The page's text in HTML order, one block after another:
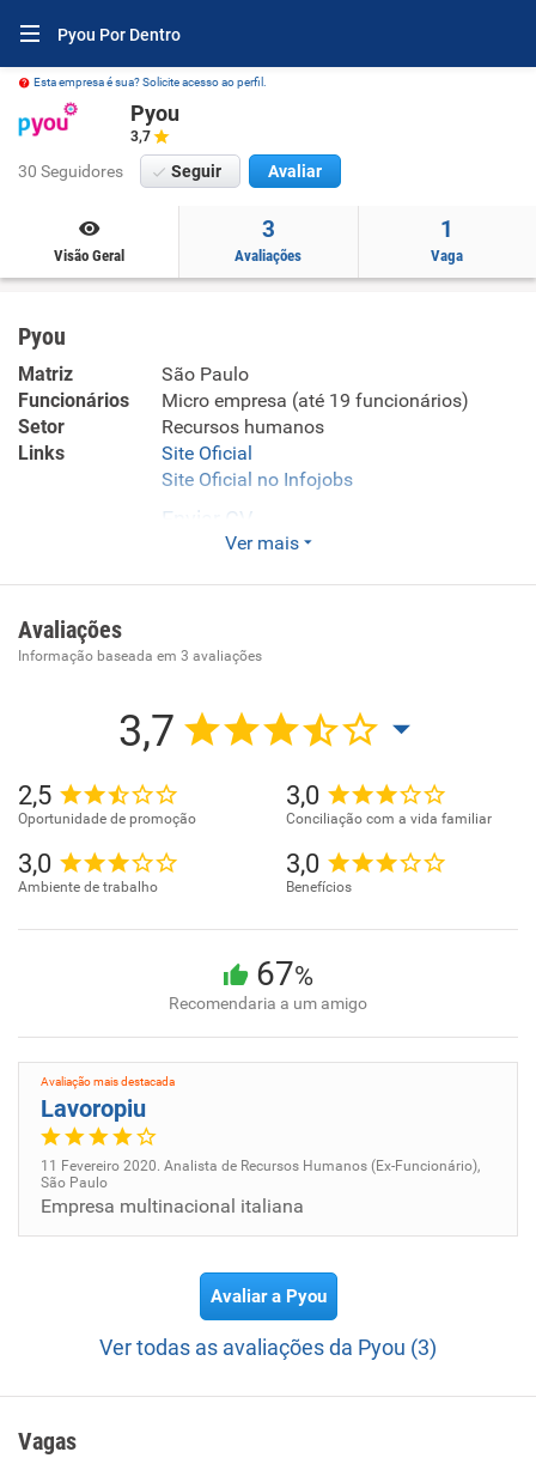
Pyou Por Dentro
Esta empresa é sua? Solicite acesso ao perfil.
Pyou
3,7
30 Seguidores Seguir Avaliar
Visão Geral
3
Avaliações
1
Vaga
Pyou
Matriz
São Paulo
Funcionários
Micro empresa (até 19 funcionários)
Setor
Recursos humanos
Links
Site Oficial
Site Oficial no Infojobs
Enviar CV
Hong Kong, Reino Unido e Espanha. Para o mercado
brasileiro oferecemos excelência e personalização em
Talent Management, Terceirização e muito mais.
Ver mais
Avaliações
Informação baseada em 3 avaliações
3,7
2,5
Oportunidade de promoção
3,0
Conciliação com a vida familiar
3,0
Ambiente de trabalho
3,0
Benefícios
67%
Recomendaria a um amigo
Avaliação mais destacada
Lavoropiu
11 Fevereiro 2020. Analista de Recursos Humanos (Ex-Funcionário),
São Paulo
Empresa multinacional italiana
Avaliar a Pyou
Ver todas as avaliações da Pyou (3)
Vagas